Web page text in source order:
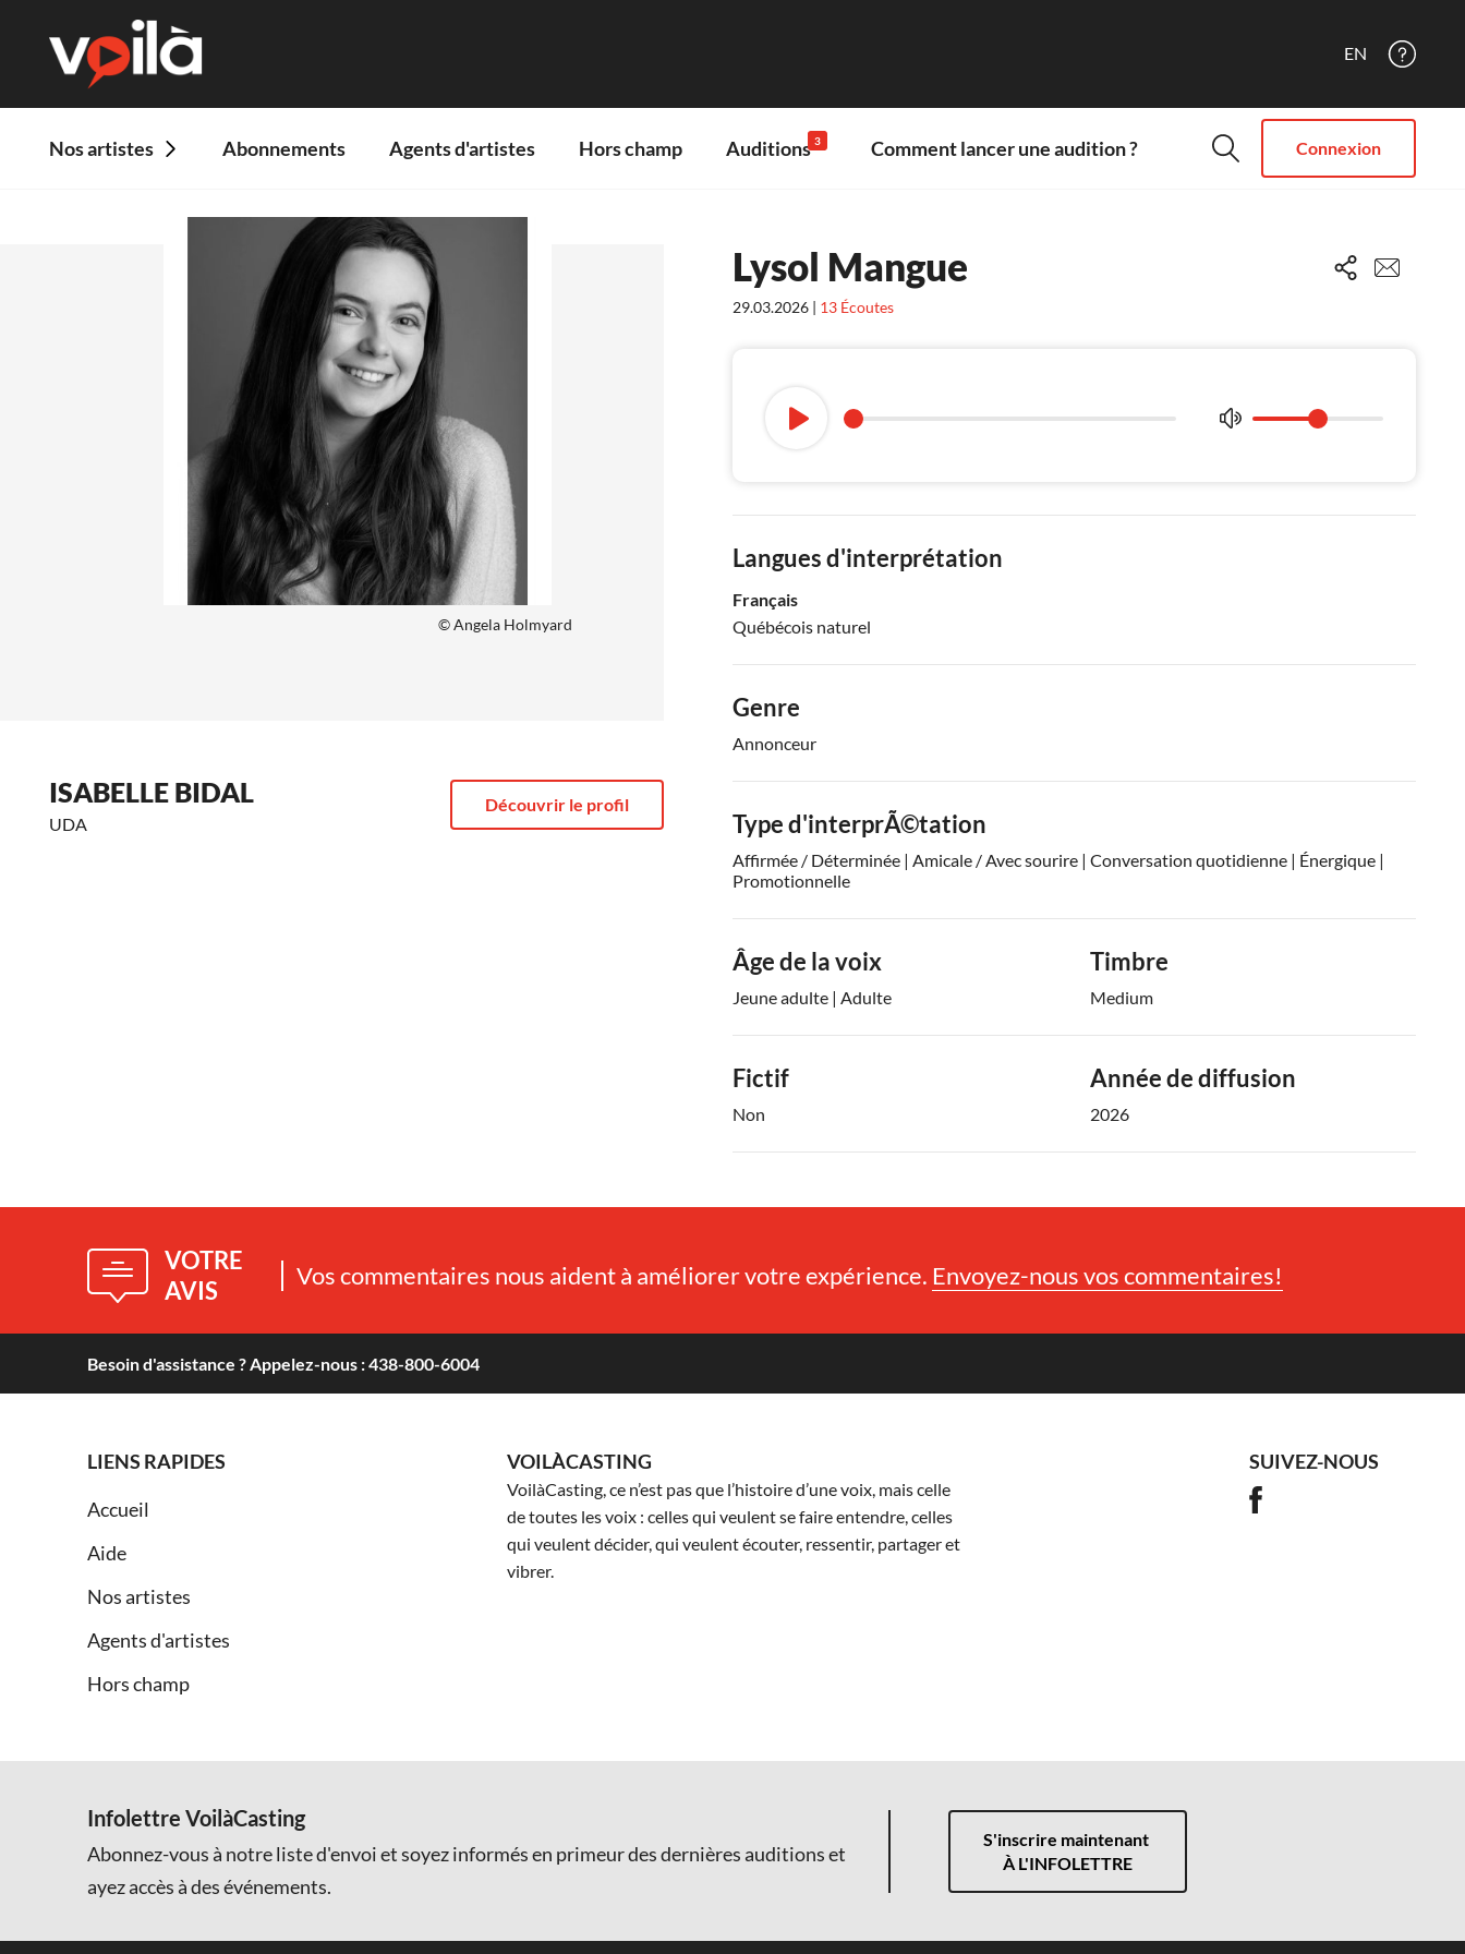
EN
Nos artistes Abonnements Agents d'artistes Hors champ Auditions 3 Comment lancer une audition ? Connexion
© Angela Holmyard
ISABELLE BIDAL
UDA
Découvrir le profil
Lysol Mangue
29.03.2026 | 13Écoutes
Langues d'interprétation
Français
Québécois naturel
Genre
Annonceur
Type d'interprÃ©tation
Affirmée / Déterminée | Amicale / Avec sourire | Conversation quotidienne | Énergique |
Promotionnelle
Âge de la voix
Jeune adulte | Adulte
Timbre
Medium
Fictif
Non
Année de diffusion
2026
VOTRE
AVIS
Vos commentaires nous aident à améliorer votre expérience. Envoyez-nous vos commentaires!
Besoin d'assistance ? Appelez-nous : 438-800-6004
LIENS RAPIDES
Accueil
Aide
Nos artistes
Agents d'artistes
Hors champ
VOILÀCASTING
VoilàCasting, ce n’est pas que l’histoire d’une voix, mais celle
de toutes les voix : celles qui veulent se faire entendre, celles
qui veulent décider, qui veulent écouter, ressentir, partager et
vibrer.
SUIVEZ-NOUS
Infolettre VoilàCasting
Abonnez-vous à notre liste d'envoi et soyez informés en primeur des dernières auditions et
ayez accès à des événements.
S'inscrire maintenant
À L'INFOLETTRE